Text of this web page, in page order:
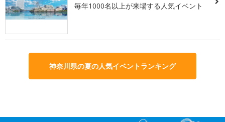
毎年1000名以上が来場する人気イベント
神奈川県の夏の人気イベントランキング